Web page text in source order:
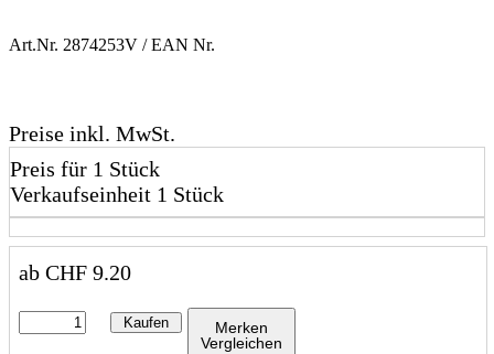
Art.Nr. 2874253V / EAN Nr.
Preise inkl. MwSt.
Preis für 1 Stück
Verkaufseinheit 1 Stück
ab CHF 9.20
Kaufen
Merken
Vergleichen